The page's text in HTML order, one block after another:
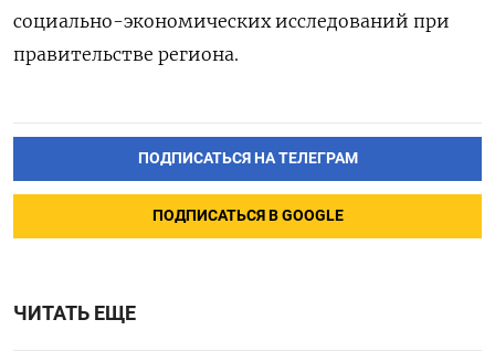
социально-экономических исследований при
правительстве региона.
ПОДПИСАТЬСЯ НА ТЕЛЕГРАМ
ПОДПИСАТЬСЯ В GOOGLE
ЧИТАТЬ ЕЩЕ